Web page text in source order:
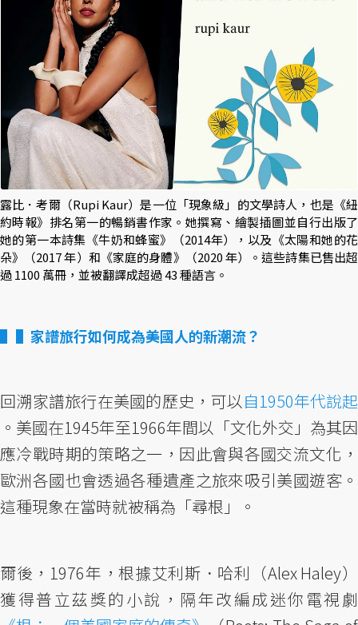
露比．考爾（Rupi Kaur）是一位「現象級」的文學詩人，也是《紐
約時報》排名第一的暢銷書作家。她撰寫、繪製插圖並自行出版了
她的第一本詩集《牛奶和蜂蜜》（2014年），以及《太陽和她的花
朵》（2017 年）和《家庭的身體》（2020 年）。這些詩集已售出超
過 1100 萬冊，並被翻譯成超過 43 種語言。
▌家譜旅行如何成為美國人的新潮流？
回溯家譜旅行在美國的歷史，可以自1950年代說起
。美國在1945年至1966年間以「文化外交」為其因
應冷戰時期的策略之一，因此會與各國交流文化，
歐洲各國也會透過各種遺產之旅來吸引美國遊客。
這種現象在當時就被稱為「尋根」。
爾後，1976年，根據艾利斯．哈利（Alex Haley）
獲得普立茲獎的小說，隔年改編成迷你電視劇